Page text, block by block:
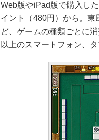
Web版やiPad版で購入し
イント（480円）から。
ど、ゲームの種類ごとに
以上のスマートフォン、タ